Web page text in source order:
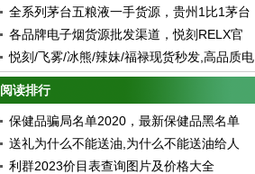
五粮液/剑南春/国窖1573
全系列茅台五粮液一手货源，贵州1比1茅台
酒批发厂家货源
各品牌电子烟货源批发渠道，悦刻RELX官
方进货拿货一件代发
悦刻/飞雾/冰熊/辣妹/福禄现货秒发,高品质电
子烟厂家拿货 售后无忧
阅读排行
保健品骗局名单2020，最新保健品黑名单
送礼为什么不能送油,为什么不能送油给人
利群2023价目表查询图片及价格大全